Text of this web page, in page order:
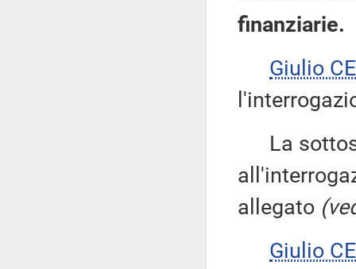
finanziarie.
Giulio
La
allegato
Giulio